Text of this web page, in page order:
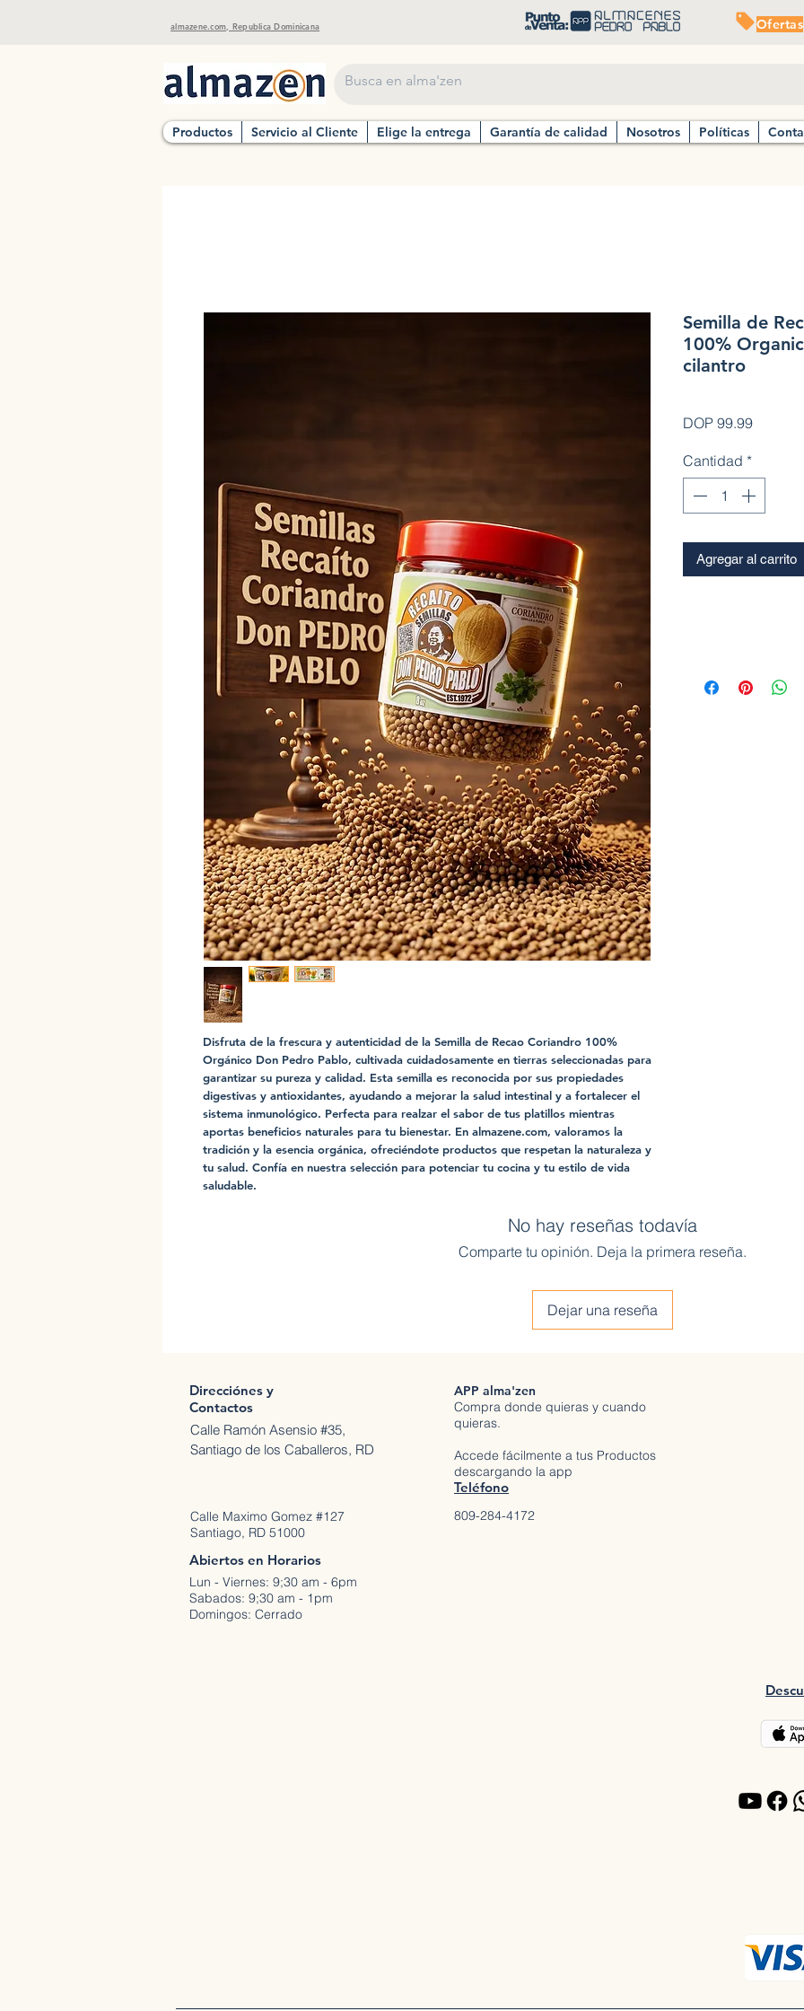
almazene.com, Republica Dominicana Ofertas
Productos Servicio al Cliente Elige la entrega Garantía de calidad Nosotros Políticas
Disfruta de la frescura y autenticidad de la Semilla de Recao Coriandro 100%
Orgánico Don Pedro Pablo, cultivada cuidadosamente en tierras seleccionadas para
garantizar su pureza y calidad. Esta semilla es reconocida por sus propiedades
digestivas y antioxidantes, ayudando a mejorar la salud intestinal y a fortalecer el
sistema inmunológico. Perfecta para realzar el sabor de tus platillos mientras
aportas beneficios naturales para tu bienestar. En almazene.com, valoramos la
tradición y la esencia orgánica, ofreciéndote productos que respetan la naturaleza y
tu salud. Confía en nuestra selección para potenciar tu cocina y tu estilo de vida
saludable.
Semilla de
100%
cilantro
DOP 99.99Precio
Cantidad *
Agregar al carrito
No hay reseñas todavía
Comparte tu opinión. Deja la primera reseña.
Dejar una reseña
Direcciónes y
Contactos
Calle Ramón Asensio #35,
Santiago de los Caballeros, RD
APP alma'zen
Compra donde quieras y cuando
quieras.
Accede fácilmente a tus Productos
descargando la app
Calle Maximo Gomez #127
Santiago, RD 51000
Abiertos en Horarios
Lun - Viernes: 9;30 am - 6pm
Sabados: 9;30 am - 1pm
Domingos: Cerrado
Teléfono
809-284-4172